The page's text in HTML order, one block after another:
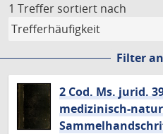
1 Treffer sortiert nach
Filter
2 Cod. Ms. jurid.
medizinisch-